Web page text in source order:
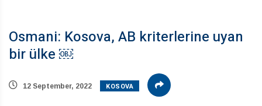
Osmani: Kosova, AB kriterlerine uyan
bir ülke ￼
12 September, 2022 KOSOVA